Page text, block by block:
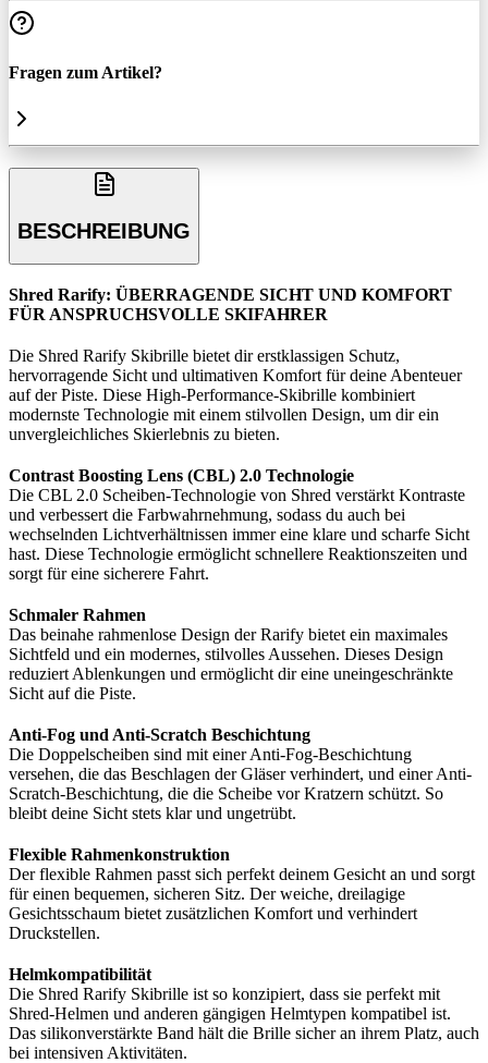
Fragen zum Artikel?
BESCHREIBUNG
Shred Rarify: ÜBERRAGENDE SICHT UND KOMFORT
FÜR ANSPRUCHSVOLLE SKIFAHRER
Die Shred Rarify Skibrille bietet dir erstklassigen Schutz,
hervorragende Sicht und ultimativen Komfort für deine Abenteuer
auf der Piste. Diese High-Performance-Skibrille kombiniert
modernste Technologie mit einem stilvollen Design, um dir ein
unvergleichliches Skierlebnis zu bieten.
Contrast Boosting Lens (CBL) 2.0 Technologie
Die CBL 2.0 Scheiben-Technologie von Shred verstärkt Kontraste
und verbessert die Farbwahrnehmung, sodass du auch bei
wechselnden Lichtverhältnissen immer eine klare und scharfe Sicht
hast. Diese Technologie ermöglicht schnellere Reaktionszeiten und
sorgt für eine sicherere Fahrt.
Schmaler Rahmen
Das beinahe rahmenlose Design der Rarify bietet ein maximales
Sichtfeld und ein modernes, stilvolles Aussehen. Dieses Design
reduziert Ablenkungen und ermöglicht dir eine uneingeschränkte
Sicht auf die Piste.
Anti-Fog und Anti-Scratch Beschichtung
Die Doppelscheiben sind mit einer Anti-Fog-Beschichtung
versehen, die das Beschlagen der Gläser verhindert, und einer Anti-
Scratch-Beschichtung, die die Scheibe vor Kratzern schützt. So
bleibt deine Sicht stets klar und ungetrübt.
Flexible Rahmenkonstruktion
Der flexible Rahmen passt sich perfekt deinem Gesicht an und sorgt
für einen bequemen, sicheren Sitz. Der weiche, dreilagige
Gesichtsschaum bietet zusätzlichen Komfort und verhindert
Druckstellen.
Helmkompatibilität
Die Shred Rarify Skibrille ist so konzipiert, dass sie perfekt mit
Shred-Helmen und anderen gängigen Helmtypen kompatibel ist.
Das silikonverstärkte Band hält die Brille sicher an ihrem Platz, auch
bei intensiven Aktivitäten.